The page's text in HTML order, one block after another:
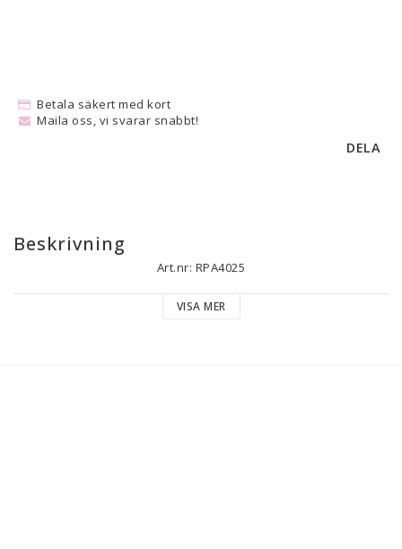
Betala säkert med kort
Maila oss, vi svarar snabbt!
DELA
Beskrivning
Art.nr: RPA4025
VISA MER